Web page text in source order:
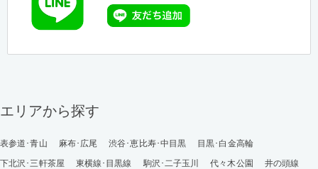
エリアから探す
表参道･青山 麻布･広尾 渋谷･恵比寿･中目黒
目黒･白金高輪
下北沢･三軒茶屋
東横線･目黒線 駒沢･二子玉川 代々木公園
井の頭線